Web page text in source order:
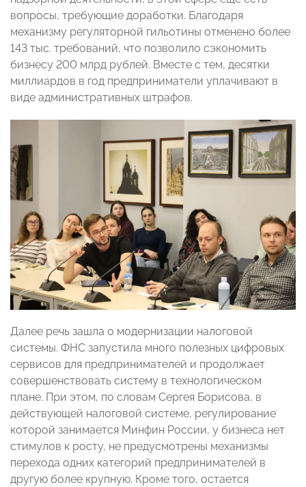
вопросы, требующие доработки. Благодаря
механизму регуляторной гильотины отменено более
143 тыс. требований, что позволило сэкономить
бизнесу 200 млрд рублей. Вместе с тем, десятки
миллиардов в год предприниматели уплачивают в
виде административных штрафов.
Далее речь зашла о модернизации налоговой
системы. ФНС запустила много полезных цифровых
сервисов для предпринимателей и продолжает
совершенствовать систему в технологическом
плане. При этом, по словам Сергея Борисова, в
действующей налоговой системе, регулирование
которой занимается Минфин России, у бизнеса нет
стимулов к росту, не предусмотрены механизмы
перехода одних категорий предпринимателей в
другую более крупную. Кроме того, остается